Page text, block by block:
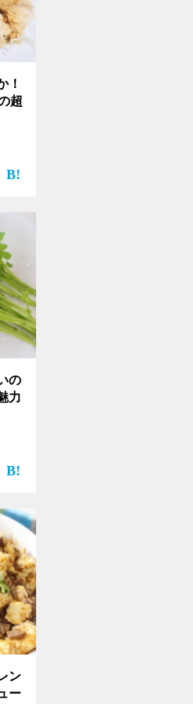
！
超
の
力
ン
ー